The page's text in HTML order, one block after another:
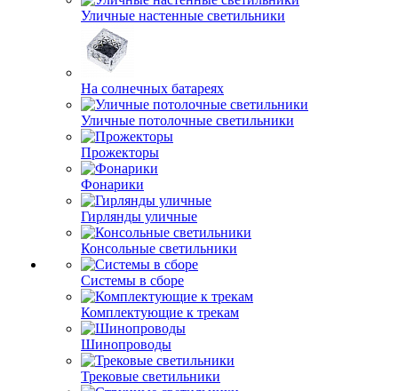
Уличные настенные светильники
На солнечных батареях
Уличные потолочные светильники
Прожекторы
Фонарики
Гирлянды уличные
Консольные светильники
Системы в сборе
Комплектующие к трекам
Шинопроводы
Трековые светильники